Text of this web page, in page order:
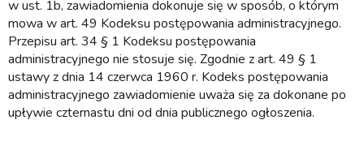
w ust. 1b, zawiadomienia dokonuje się w sposób, o którym
mowa w art. 49 Kodeksu postępowania administracyjnego.
Przepisu art. 34 § 1 Kodeksu postępowania
administracyjnego nie stosuje się. Zgodnie z art. 49 § 1
ustawy z dnia 14 czerwca 1960 r. Kodeks postępowania
administracyjnego zawiadomienie uważa się za dokonane po
upływie czternastu dni od dnia publicznego ogłoszenia.